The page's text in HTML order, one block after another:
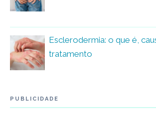
Esclerodermia: o que é,
tratamento
PUBLICIDADE